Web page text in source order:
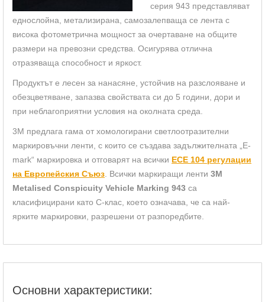
серия 943 представляват
еднослойна, метализирана, самозалепваща се лента с
висока фотометрична мощност за очертаване на общите
размери на превозни средства. Осигурява отлична
отразяваща способност и яркост.
Продуктът е лесен за нанасяне, устойчив на разслояване и
обезцветяване, запазва свойствата си до 5 години, дори и
при неблагоприятни условия на околната среда.
3M предлага гама от хомологирани светлоотразителни
маркировъчни ленти, с които се създава задължителната „E-
mark“ маркировка и отговарят на всички ЕCE 104 регулации
на Европейския Съюз . Всички маркиращи ленти 3M
Metalised Conspicuity Vehicle Marking 943 са
класифицирани като C-клас, което означава, че са най-
ярките маркировки, разрешени от разпоредбите.
Основни характеристики: